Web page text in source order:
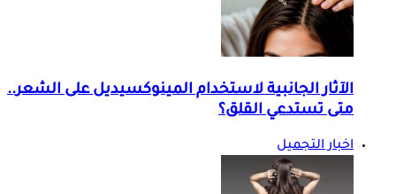
الآثار الجانبية لاستخدام المينوكسيديل على الشعر..
متى تستدعي القلق؟
اخبار التجميل